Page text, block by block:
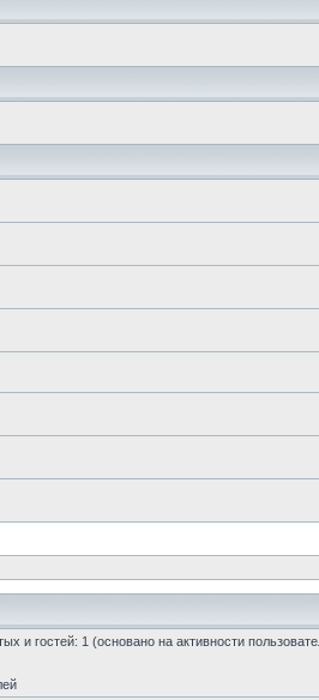
и гостей: 1 (основано на активности